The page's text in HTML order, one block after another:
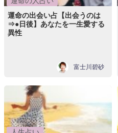
運命の出会い占【出会うのは
⇒●日後】あなたを一生愛する
異性
富士川碧砂